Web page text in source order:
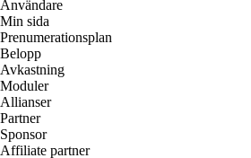
Användare
Min sida
Prenumerationsplan
Belopp
Avkastning
Moduler
Allianser
Partner
Sponsor
Affiliate partner